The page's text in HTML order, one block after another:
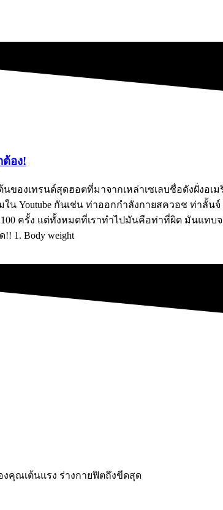
อง!
องเทรนด์สุดฮอตที่มาจากเหล่าเซเลบชื่อดังฝั่งอ
Youtube กันเช่น ท่าออกกำลังกายสควอช ท่าลั้
ครั้ง แต่ทั้งหมดที่เราทำไปมันคือท่าที่ผิด มันแทบ
1. Body weight
คุณเต้นแรง ร่างกายฟิตถึงขีดสุด